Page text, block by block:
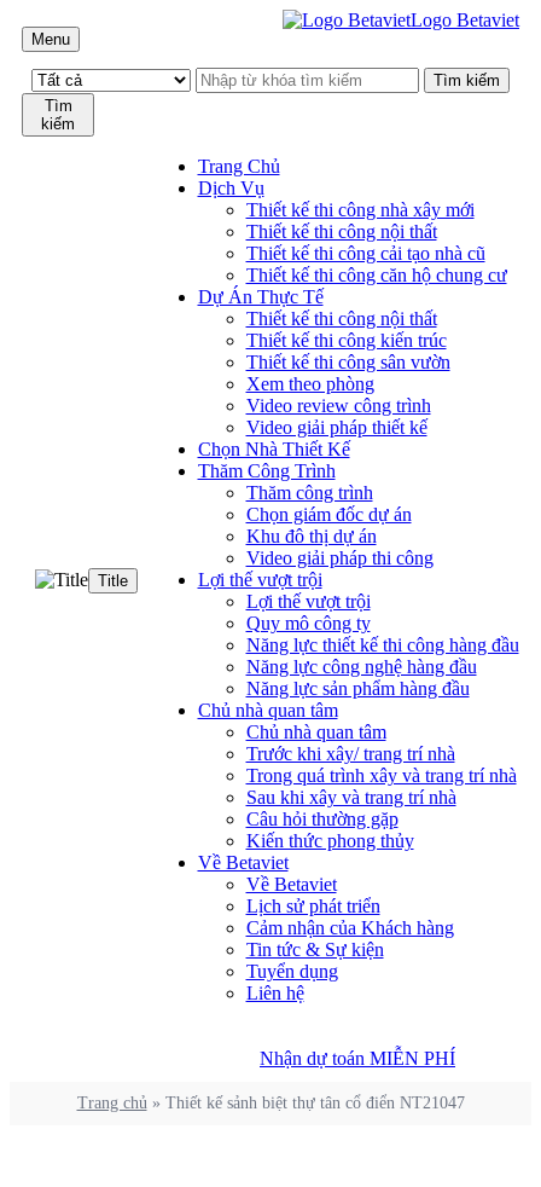
Menu
Logo Betaviet
Tìm
kiếm
Title
Trang Chủ
Dịch Vụ
Thiết kế thi công nhà xây mới
Thiết kế thi công nội thất
Thiết kế thi công cải tạo nhà cũ
Thiết kế thi công căn hộ chung cư
Dự Án Thực Tế
Thiết kế thi công nội thất
Thiết kế thi công kiến trúc
Thiết kế thi công sân vườn
Xem theo phòng
Video review công trình
Video giải pháp thiết kế
Chọn Nhà Thiết Kế
Thăm Công Trình
Thăm công trình
Chọn giám đốc dự án
Khu đô thị dự án
Video giải pháp thi công
Lợi thế vượt trội
Lợi thế vượt trội
Quy mô công ty
Năng lực thiết kế thi công hàng đầu
Năng lực công nghệ hàng đầu
Năng lực sản phẩm hàng đầu
Chủ nhà quan tâm
Chủ nhà quan tâm
Trước khi xây/ trang trí nhà
Trong quá trình xây và trang trí nhà
Sau khi xây và trang trí nhà
Câu hỏi thường gặp
Kiến thức phong thủy
Về Betaviet
Về Betaviet
Lịch sử phát triển
Cảm nhận của Khách hàng
Tin tức & Sự kiện
Tuyển dụng
Liên hệ
Nhận dự toán MIỄN PHÍ
Trang chủ» Thiết kế sảnh biệt thự tân cổ điển NT21047